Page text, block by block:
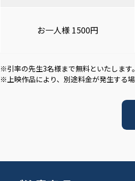
お一人様 1500円
※引率の先生3名様まで無料といたします。
※上映作品により、別途料金が発生する場